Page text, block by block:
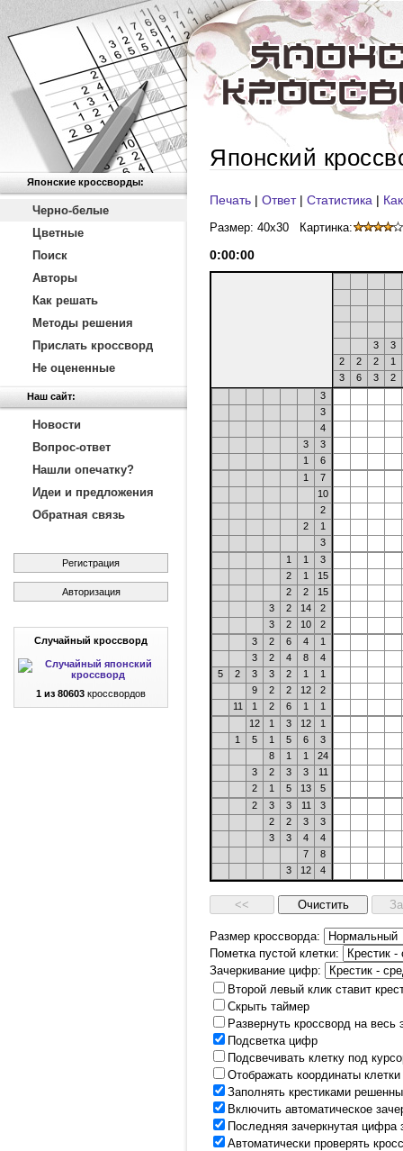
Японские кроссворды:
Черно-белые
Цветные
Поиск
Авторы
Как решать
Методы решения
Прислать кроссворд
Не оцененные
Наш сайт:
Новости
Вопрос-ответ
Нашли опечатку?
Идеи и предложения
Обратная связь
Регистрация
Авторизация
Случайный кроссворд
1 из 80603 кроссвордов
Японский
Печать | Ответ| Статистика |
Размер: 40x30 Картинка:
0:00:00
3
3
2
2 2
1
3
6 3
2
3
3
4
3
3
1
6
1
7
10
2
2
1
3
1
1
3
2
1
15
2
2
15
3
2 14
2
3
2 10
2
3
2 6 4
1
3
2 4 8
4
5
2 3 3 2 1
1
9
2 2 12
2
11
1 2 6 1
1
12
1 3 12
1
1
5 1 5 6
3
8
1 1
24
3
2 3 3
11
2
1 5 13
5
2
3 3 11
3
2
2 3
3
3
3 4
4
7
8
3
12 4
Размер кроссворда:
Пометка пустой клетки:
Зачеркивание цифр:
Второй левый клик ставит
Скрыть таймер
Развернуть кроссворд на
Подсветка цифр
Подсвечивать клетку под
Отображать координаты
Заполнять крестиками
Включить автоматическое
Последняя зачеркнутая цифра
Автоматически проверять